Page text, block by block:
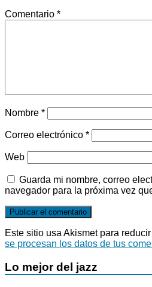
Comentario *
Nombre *
Correo electrónico *
Web
Guarda mi nombre, correo
navegador para la próxima vez
Este sitio usa Akismet para
se procesan los datos de tus
Lo mejor del jazz